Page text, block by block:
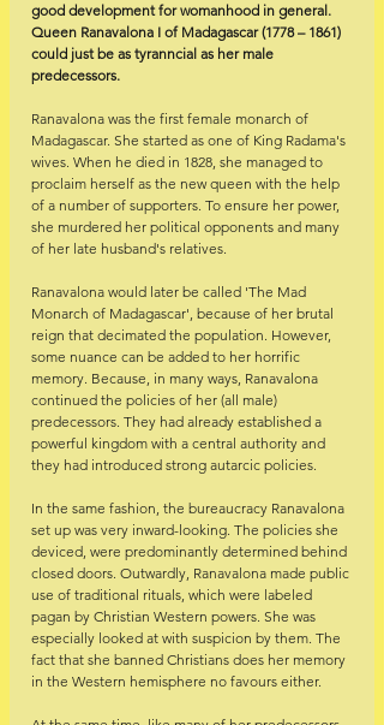
good development for womanhood in general.
Queen Ranavalona I of Madagascar (1778 – 1861)
could just be as tyranncial as her male
predecessors.
Ranavalona was the first female monarch of
Madagascar. She started as one of King Radama's
wives. When he died in 1828, she managed to
proclaim herself as the new queen with the help
of a number of supporters. To ensure her power,
she murdered her political opponents and many
of her late husband's relatives.
Ranavalona would later be called 'The Mad
Monarch of Madagascar', because of her brutal
reign that decimated the population. However,
some nuance can be added to her horrific
memory. Because, in many ways, Ranavalona
continued the policies of her (all male)
predecessors. They had already established a
powerful kingdom with a central authority and
they had introduced strong autarcic policies.
In the same fashion, the bureaucracy Ranavalona
set up was very inward-looking. The policies she
deviced, were predominantly determined behind
closed doors. Outwardly, Ranavalona made public
use of traditional rituals, which were labeled
pagan by Christian Western powers. She was
especially looked at with suspicion by them. The
fact that she banned Christians does her memory
in the Western hemisphere no favours either.